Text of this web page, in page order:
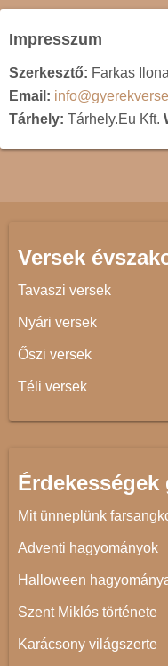
Impresszum
Szerkesztő: Farkas Ilona
Email:
Tárhely: Tárhely.Eu Kft.
Versek
Tavaszi versek
Nyári versek
Őszi versek
Téli versek
Érdekességek
Mit ünneplünk
Adventi hagyományok
Halloween
Szent Miklós története
Karácsony világszerte